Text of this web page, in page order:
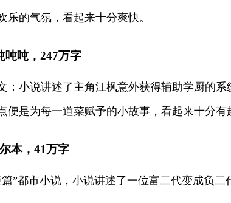
的气氛，看起来十分爽快。
吨吨，247万字
：小说讲述了主角江枫意外获得辅助学厨的
便是为每一道菜赋予的小故事，看起来十分有
本，41万字
”都市小说，小说讲述了一位富二代变成负